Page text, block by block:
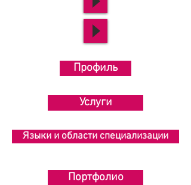
Профиль
Услуги
Языки и области специализации
Портфолио